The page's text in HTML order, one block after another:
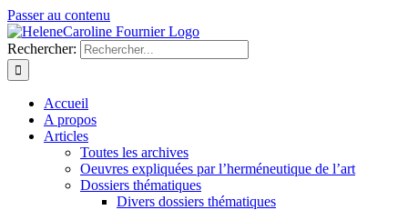
Passer au contenu
Rechercher:
Accueil
A propos
Articles
Toutes les archives
Oeuvres expliquées par l’herméneutique de l’art
Dossiers thématiques
Divers dossiers thématiques